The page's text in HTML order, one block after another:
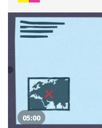
05:00